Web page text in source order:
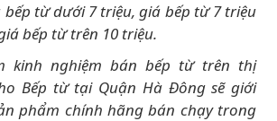
bếp từ dưới 7 triệu, giá bếp từ 7 triệu
bếp từ trên 10 triệu.
kinh nghiệm bán bếp từ trên thị
Bếp từ tại Quận Hà Đông sẽ giới
phẩm chính hãng bán chạy trong